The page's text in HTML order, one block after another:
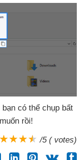
bạn có thể chụp bất
rồi!
/5 ( votes)